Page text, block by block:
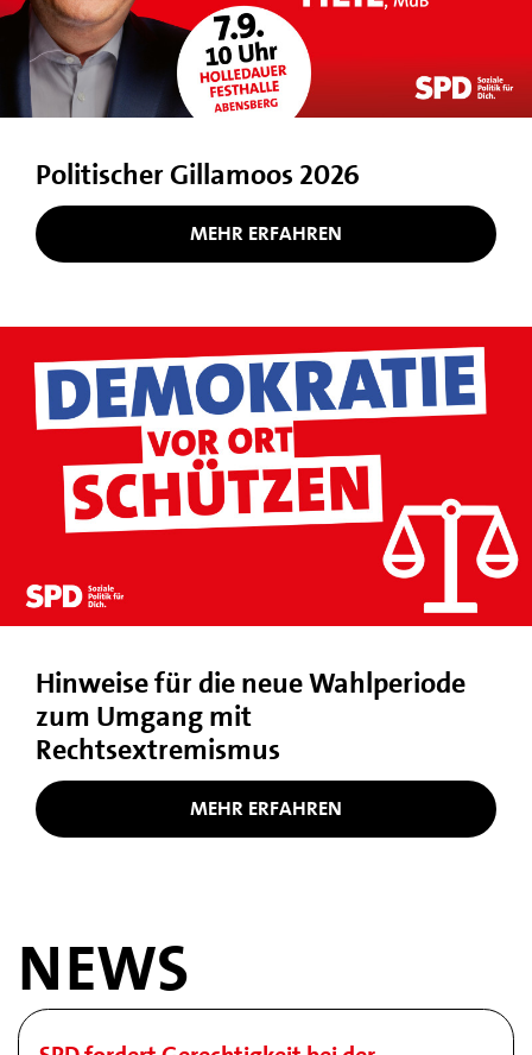
Politischer Gillamoos 2026
MEHR ERFAHREN
Hinweise für die neue Wahlperiode
zum Umgang mit
Rechtsextremismus
MEHR ERFAHREN
NEWS